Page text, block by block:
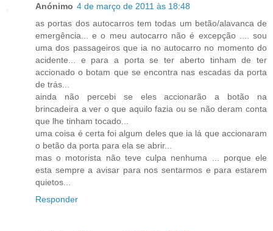
Anónimo 4 de março de 2011 às 18:48
as portas dos autocarros tem todas um betão/alavanca de
emergência... e o meu autocarro não é excepção .... sou
uma dos passageiros que ia no autocarro no momento do
acidente... e para a porta se ter aberto tinham de ter
accionado o botam que se encontra nas escadas da porta
de trás...
ainda não percebi se eles accionarão a botão na
brincadeira a ver o que aquilo fazia ou se não deram conta
que lhe tinham tocado...
uma coisa é certa foi algum deles que ia lá que accionaram
o betão da porta para ela se abrir...
mas o motorista não teve culpa nenhuma ... porque ele
esta sempre a avisar para nos sentarmos e para estarem
quietos...
Responder